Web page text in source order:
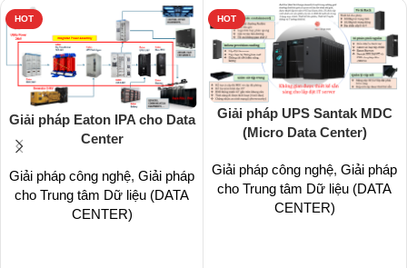
HOT
Giải pháp Eaton IPA cho Data
Center
Giải pháp công nghệ, Giải pháp
cho Trung tâm Dữ liệu (DATA
CENTER)
HOT
Giải pháp UPS Santak MDC
(Micro Data Center)
Giải pháp công nghệ, Giải pháp
cho Trung tâm Dữ liệu (DATA
CENTER)